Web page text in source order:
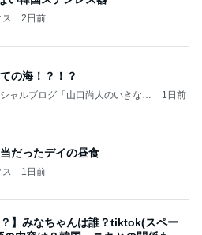
2日前
の海！？！？
ャルブログ「山口尚人のいきなり
1日前
だったデイの昼食
1日前
？】みなちゃんは誰？tiktok(スペー